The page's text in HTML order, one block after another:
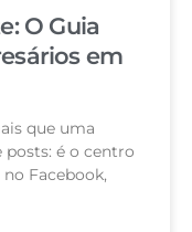
O Guia
em
que uma
é o centro
Facebook,